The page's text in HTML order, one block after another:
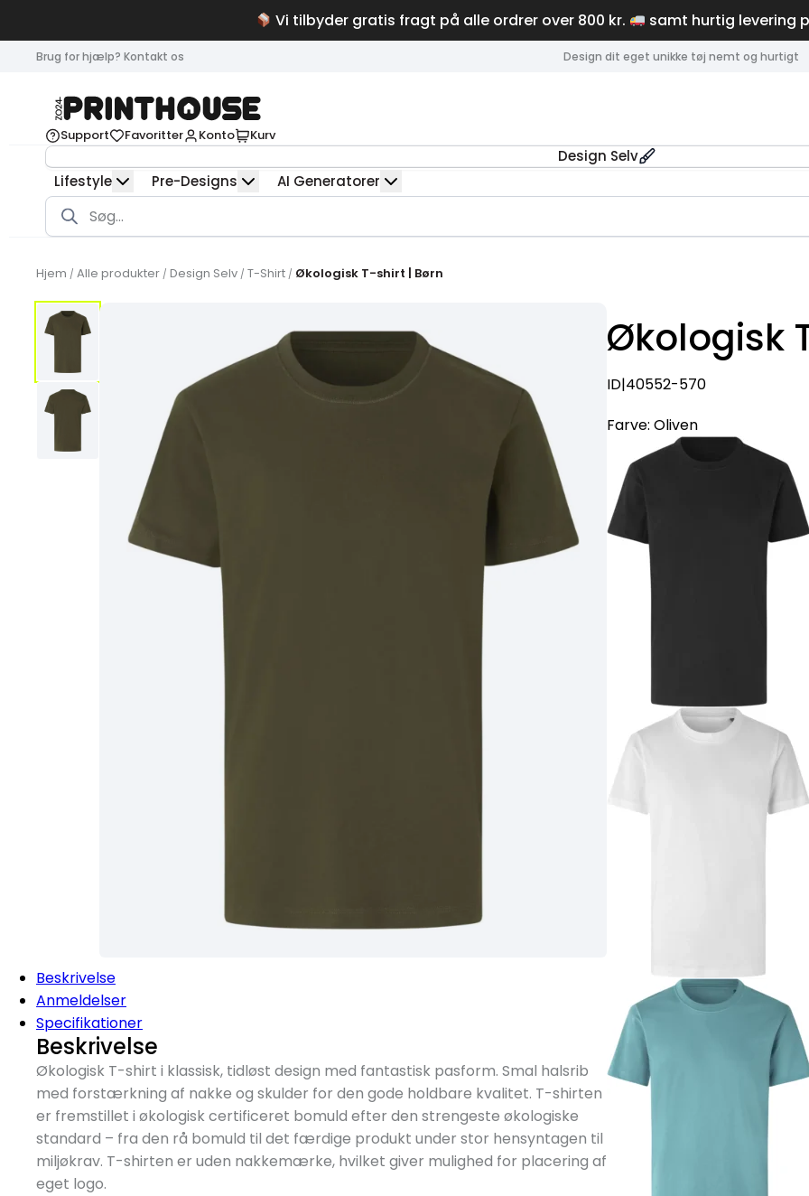
Vi tilbyder gratis fragt på alle ordrer over 800 kr. samt hurtig levering
Brug for hjælp? Kontakt os Design dit eget unikke tøj nemt og hurtigt
Support Favoritter Konto Kurv
Design Selv
Lifestyle
Pre-Designs AI Generatorer
Products
search
Hjem / Alle produkter / Design Selv / T-Shirt / Økologisk T-shirt | Børn
Beskrivelse
Anmeldelser
Specifikationer
Beskrivelse
Økologisk T-shirt i klassisk, tidløst design med fantastisk pasform. Smal halsrib
med forstærkning af nakke og skulder for den gode holdbare kvalitet. T-shirten
er fremstillet i økologisk certificeret bomuld efter den strengeste økologiske
standard – fra den rå bomuld til det færdige produkt under stor hensyntagen til
miljøkrav. T-shirten er uden nakkemærke, hvilket giver mulighed for placering af
eget logo.
Økologisk
ID|40552-570
Farve: Oliven